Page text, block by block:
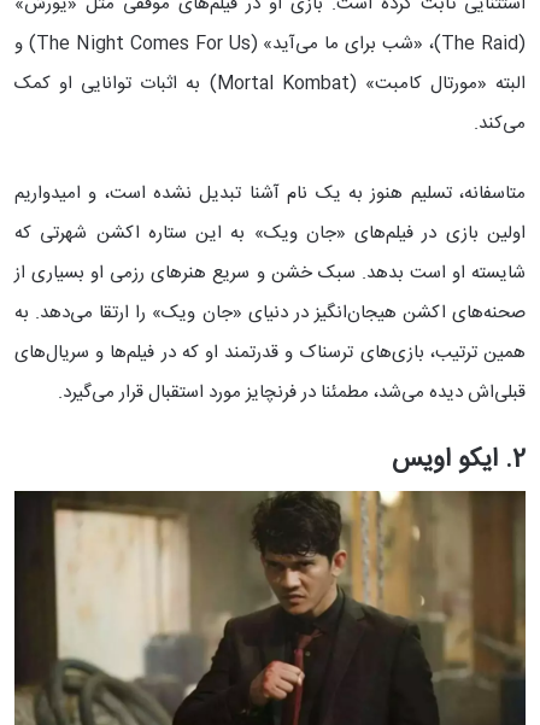
(The Raid)، «شب برای ما می‌آید» (The Night Comes For Us) و
البته «مورتال کامبت» (Mortal Kombat) به اثبات توانایی او کمک
می‌کند.
متاسفانه، تسلیم هنوز به یک نام آشنا تبدیل نشده است، و امیدواریم
اولین بازی در فیلم‌های «جان ویک» به این ستاره اکشن شهرتی که
شایسته او است بدهد. سبک خشن و سریع هنرهای رزمی او بسیاری از
صحنه‌های اکشن هیجان‌انگیز در دنیای «جان ویک» را ارتقا می‌دهد. به
همین ترتیب، بازی‌های ترسناک و قدرتمند او که در فیلم‌ها و سریال‌های
قبلی‌اش دیده می‌شد، مطمئنا در فرنچایز مورد استقبال قرار می‌گیرد.
2. ایکو اویس